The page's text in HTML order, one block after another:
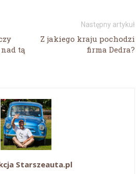
tą
Następny artykuł
Z jakiego kraju pochodzi
firma Dedra?
Starszeauta.pl